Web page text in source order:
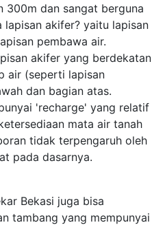
300m dan sangat berguna
lapisan akifer? yaitu lapisan
pembawa air.
akifer yang berdekatan
air (seperti lapisan
dan bagian atas.
'recharge' yang relatif
mata air tanah
tidak terpengaruh oleh
pada dasarnya.
Bekasi juga bisa
tambang yang mempunyai